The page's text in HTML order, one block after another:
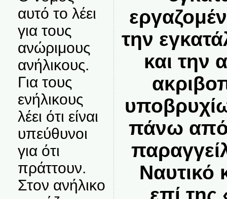
αυτό το λέει
για τους
ανώριμους
ανήλικους.
Για τους
ενήλικους
λέει ότι είναι
υπεύθυνοι
για ότι
πράττουν.
Στον ανήλικο
την
και την
πάνω από
Ναυτικό